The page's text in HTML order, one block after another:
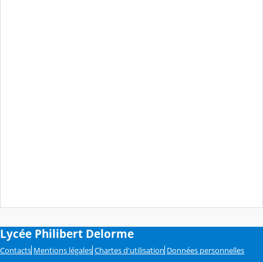
Lycée Philibert Delorme
Contacts Mentions légales Chartes d'utilisation Données personnelles